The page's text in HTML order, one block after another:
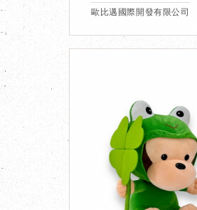
歐比邁國際開發有限公司